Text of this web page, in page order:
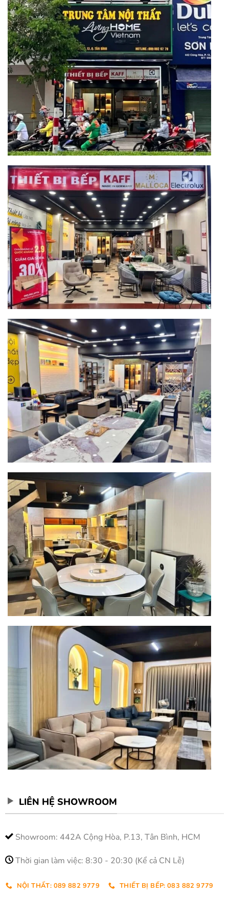
LIÊN HỆ SHOWROOM
Showroom: 442A Cộng Hòa, P.13, Tân Bình, HCM
Thời gian làm việc: 8:30 - 20:30 (Kể cả CN Lễ)
NỘI THẤT: 089 882 9779 THIẾT BỊ BẾP: 083 882 9779